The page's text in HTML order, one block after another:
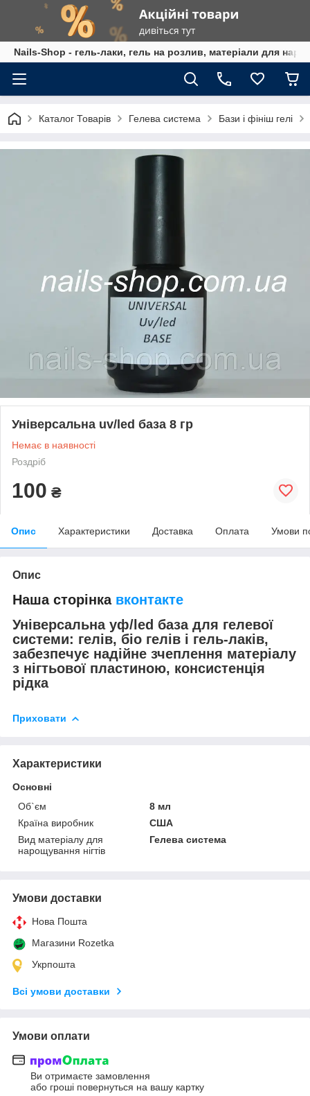
Nails-Shop - гель-лаки, гель на розлив, матеріали для
Каталог Товарів Гелева система Бази і фініш гелі
Універсальна uv/led база 8 гр
Немає в наявності
Роздріб
100 ₴
Опис Характеристики Доставка Оплата Умови
Опис
Наша сторінка вконтакте
Універсальна уф/led база для гелевої
системи: гелів, біо гелів і гель-лаків,
забезпечує надійне зчеплення матеріалу
з нігтьової пластиною, консистенція
рідка
Приховати
Характеристики
Основні
Об`єм
8 мл
Країна виробник
США
Вид матеріалу для
нарощування нігтів
Гелева система
Умови доставки
Нова Пошта
Магазини Rozetka
Укрпошта
Всі умови доставки
Умови оплати
Ви отримаєте замовлення
або гроші повернуться на вашу картку